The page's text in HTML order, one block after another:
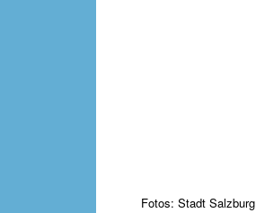
Fotos: Stadt Salzburg